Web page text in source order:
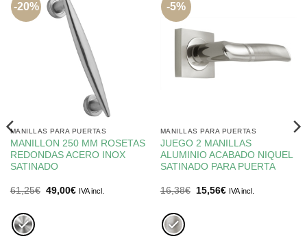
-20%
MANILLAS PARA PUERTAS
MANILLON 250 MM ROSETAS
REDONDAS ACERO INOX
SATINADO
61,25€ El
49,00€ElIVA incl.
-5%
MANILLAS PARA PUERTAS
JUEGO 2 MANILLAS
ALUMINIO ACABADO NIQUEL
SATINADO PARA PUERTA
16,38€
El
15,56€ElIVA incl.